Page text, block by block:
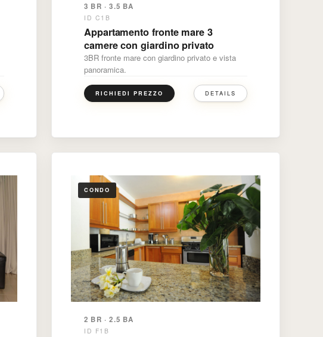
3 BR · 3.5 BA
ID C1B
Appartamento fronte mare 3
camere con giardino privato
3BR fronte mare con giardino privato e vista
panoramica.
RICHIEDI PREZZO DETAILS
CONDO
2 BR · 2.5 BA
ID F1B